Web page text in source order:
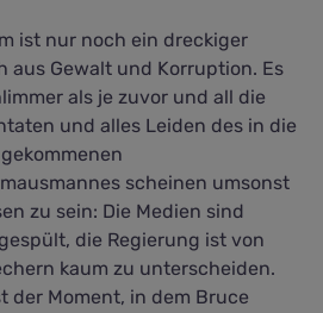
ist nur noch ein dreckiger
aus Gewalt und Korruption. Es
als je zuvor und all die
und alles Leiden des in die
scheinen umsonst
zu sein: Die Medien sind
die Regierung ist von
kaum zu unterscheiden.
der Moment, in dem Bruce